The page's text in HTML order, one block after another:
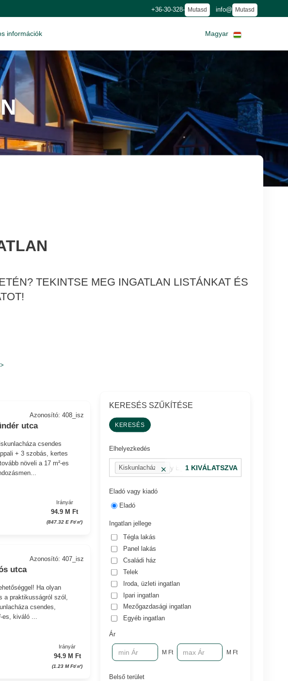
+36-30-328- Mutasd info@ Mutasd
információk Magyar
TEKINTSE MEG INGATLAN LISTÁNKAT ÉS
utca
Azonosító: 408_isz
csendes
+ 3 szobás, kertes
növeli a 17 m²-es
Irányár
94.9 M Ft
(847.32 E Ft/㎡)
utca
Azonosító: 407_isz
Ha olyan
a praktikusságról szól,
csendes,
kiváló ...
Irányár
94.9 M Ft
(1.23 M Ft/㎡)
KERESÉS SZŰKÍTÉSE
Elhelyezkedés
pl.: 13 kerület vagy Eger, Dobó utca
Kiskunlacháza 1 KIVÁLATSZVA
Eladó vagy kiadó
Eladó
Ingatlan jellege
Tégla lakás
Panel lakás
Családi ház
Telek
Iroda, üzleti ingatlan
Ipari ingatlan
Mezőgazdasági ingatlan
Egyéb ingatlan
Ár
M Ft M Ft
Belső terület